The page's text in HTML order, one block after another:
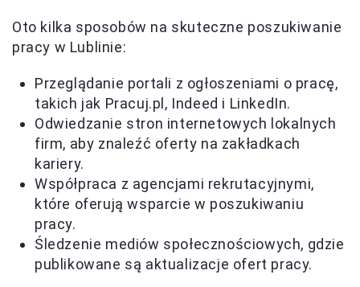
Oto kilka sposobów na skuteczne poszukiwanie
pracy w Lublinie:
Przeglądanie portali z ogłoszeniami o pracę,
takich jak Pracuj.pl, Indeed i LinkedIn.
Odwiedzanie stron internetowych lokalnych
firm, aby znaleźć oferty na zakładkach
kariery.
Współpraca z agencjami rekrutacyjnymi,
które oferują wsparcie w poszukiwaniu
pracy.
Śledzenie mediów społecznościowych, gdzie
publikowane są aktualizacje ofert pracy.